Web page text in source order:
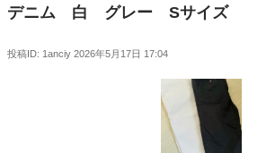
デニム 白 グレー Sサイズ
投稿ID: 1anciy 2026年5月17日 17:04